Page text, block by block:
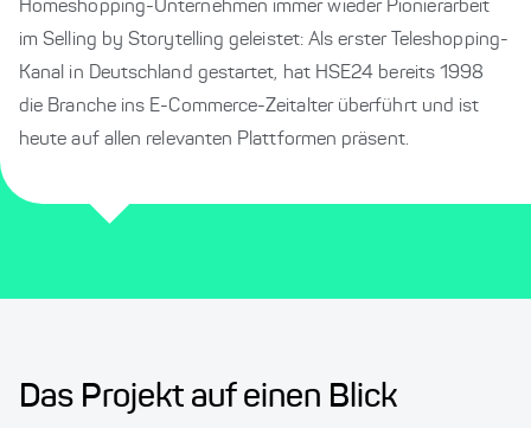
Homeshopping-Unternehmen immer wieder Pionierarbeit
im Selling by Storytelling geleistet: Als erster Teleshopping-
Kanal in Deutschland gestartet, hat HSE24 bereits 1998
die Branche ins E-Commerce-Zeitalter überführt und ist
heute auf allen relevanten Plattformen präsent.
Das Projekt auf einen Blick